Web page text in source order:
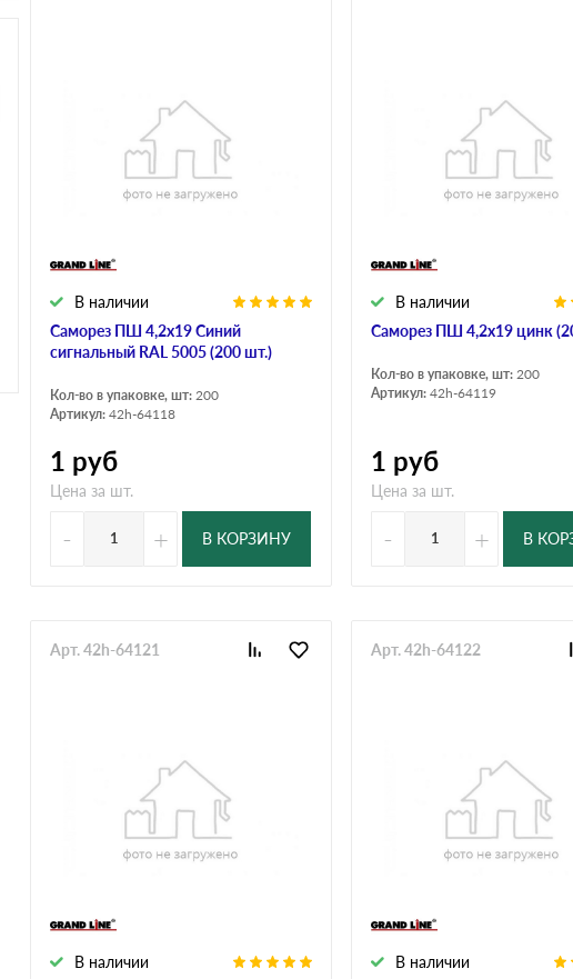
Саморез ПШ 4,2х19 Синий
сигнальный RAL 5005 (200 шт.)
В наличии
Кол-во в упаковке, шт: 200
Артикул: 42h-64118
1 руб
Цена за шт.
- + В КОРЗИНУ
Саморез ПШ 4,2х19 цинк
В наличии
Кол-во в упаковке, шт: 200
Артикул: 42h-64119
1 руб
Цена за шт.
- + В
В наличии
Арт. 42h-64121
В наличии
Арт. 42h-64122